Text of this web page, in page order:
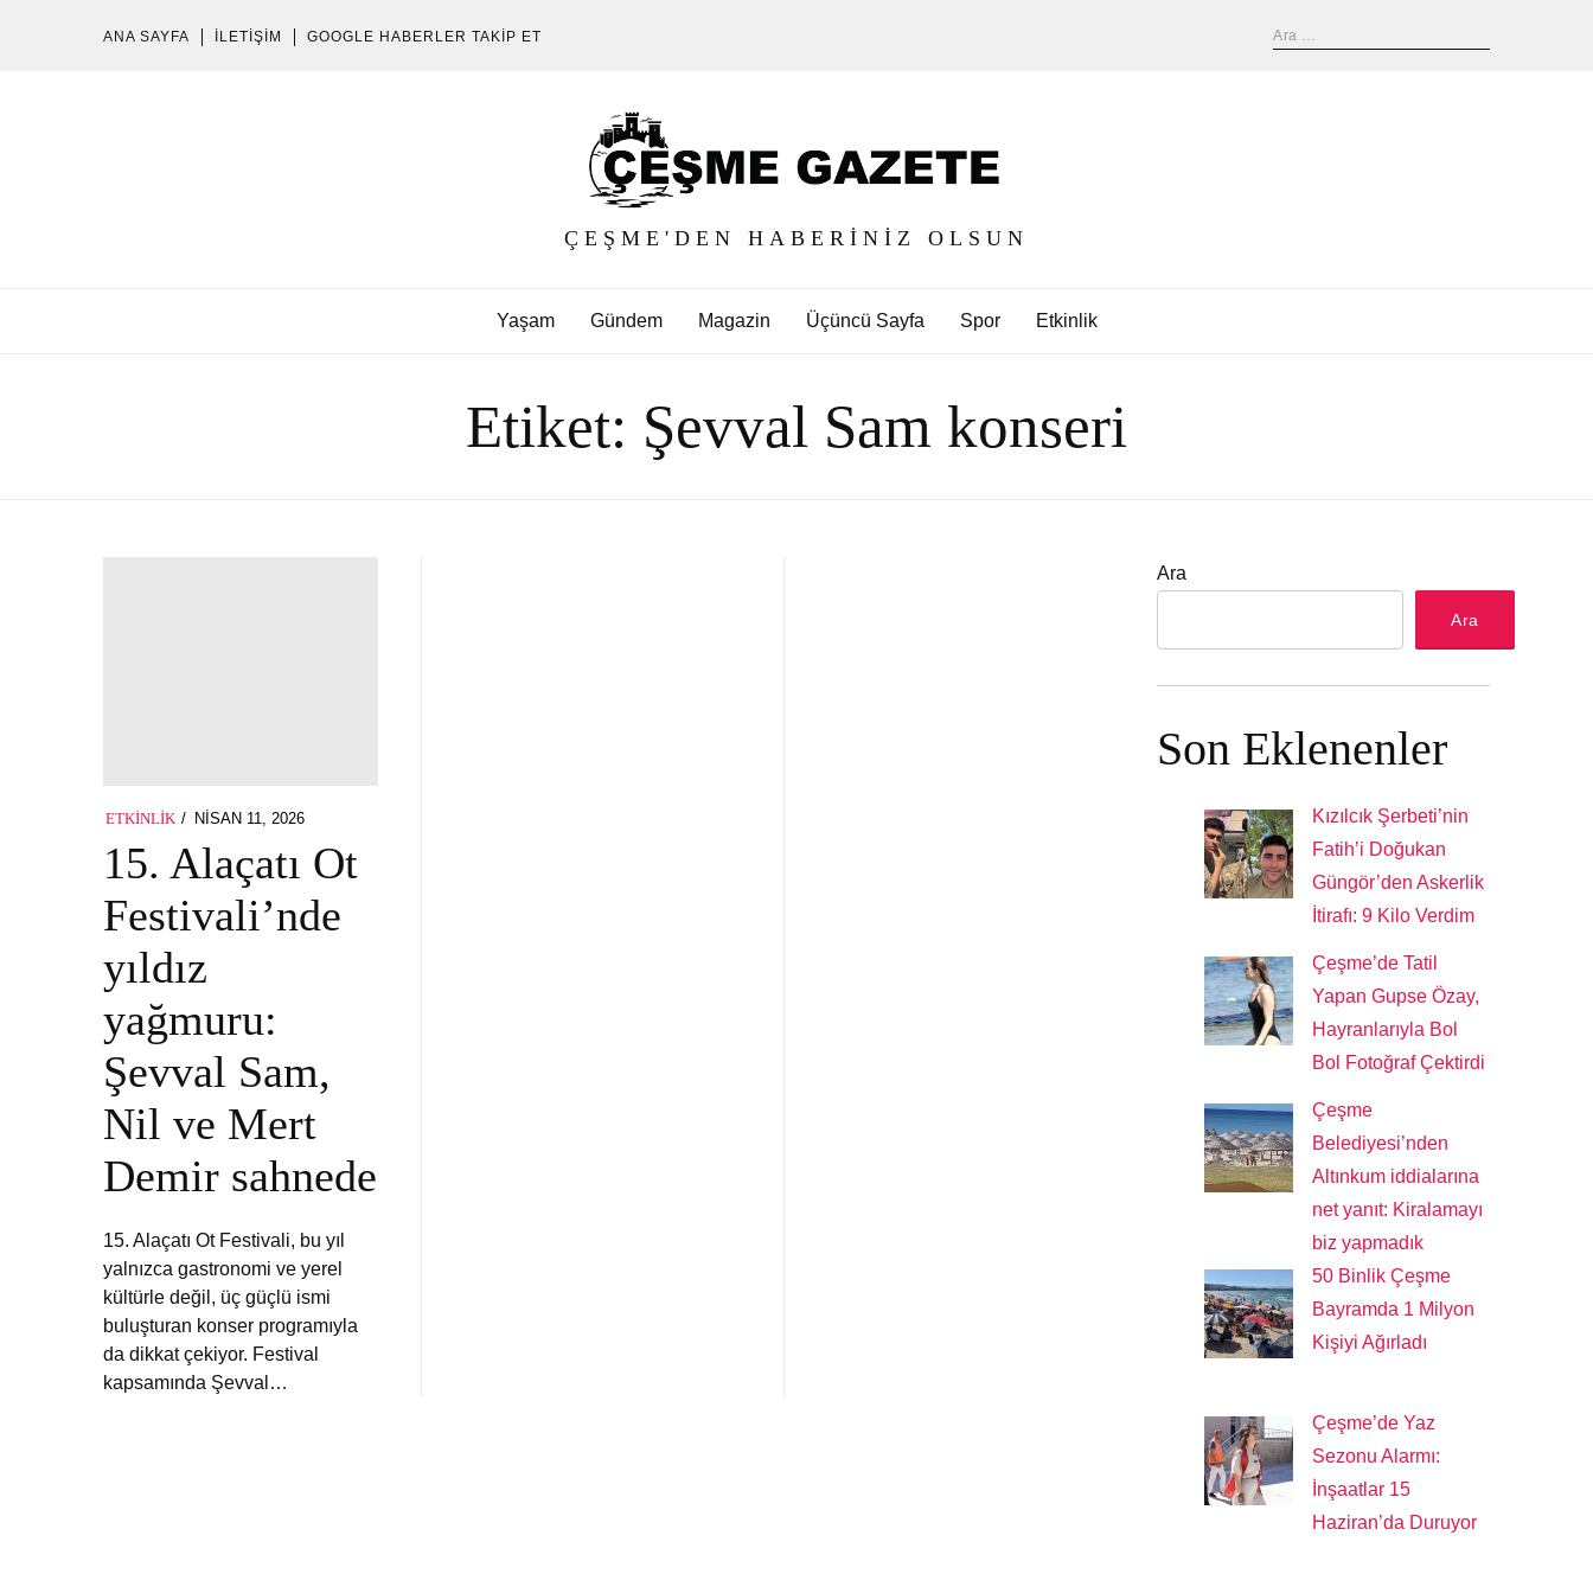
ANA SAYFA İLETIŞIM GOOGLE HABERLER TAKIP ET
ÇEŞME'DEN HABERINIZ OLSUN
Yaşam Gündem Magazin Üçüncü Sayfa Spor Etkinlik
Etiket: Şevval Sam konseri
ETKINLIK
POSTED
ON
NISAN 11, 2026
15. Alaçatı Ot
Festivali’nde
yıldız
yağmuru:
Şevval Sam,
Nil ve Mert
Demir sahnede
15. Alaçatı Ot Festivali, bu yıl
yalnızca gastronomi ve yerel
kültürle değil, üç güçlü ismi
buluşturan konser programıyla
da dikkat çekiyor. Festival
kapsamında Şevval…
Ara
Ara
Son Eklenenler
Kızılcık Şerbeti’nin
Fatih’i Doğukan
Güngör’den Askerlik
İtirafı: 9 Kilo Verdim
Çeşme’de Tatil
Yapan Gupse Özay,
Hayranlarıyla Bol
Bol Fotoğraf Çektirdi
Çeşme
Belediyesi’nden
Altınkum iddialarına
net yanıt: Kiralamayı
biz yapmadık
50 Binlik Çeşme
Bayramda 1 Milyon
Kişiyi Ağırladı
Çeşme’de Yaz
Sezonu Alarmı:
İnşaatlar 15
Haziran’da Duruyor